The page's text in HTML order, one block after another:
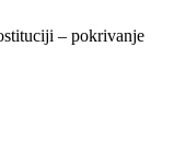
– pokrivanje